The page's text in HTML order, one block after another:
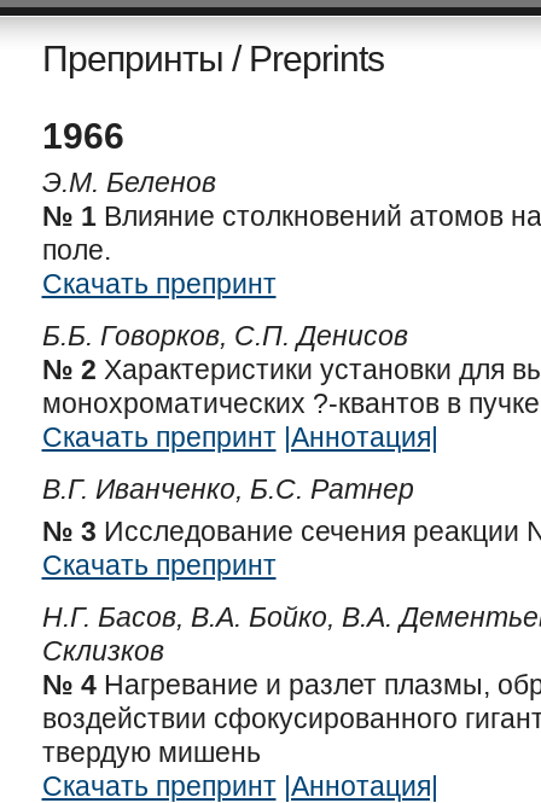
Препринты / Preprints
1966
Э.М. Беленов
№ 1Влияние столкновений атомов
поле.
Скачать препринт
Б.Б. Говорков, С.П. Денисов
№ 2 Характеристики установки для
монохроматических ?-квантов в
Скачать препринт |Аннотация|
В.Г. Иванченко, Б.С. Ратнер
№ 3 Исследование сечения реакции
Скачать препринт
Н.Г. Басов, В.А. Бойко, В.А.
Склизков
№ 4Нагревание и разлет плазмы,
воздействии сфокусированного
твердую мишень
Скачать препринт |Аннотация|